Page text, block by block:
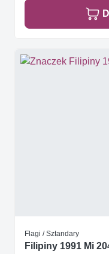
Flagi / Sztandary
Filipiny 1991 Mi